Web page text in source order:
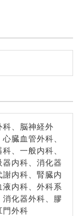
、脳神経外
臓血管外科、
、一般内科、
内科、消化器
内科、腎臓内
内科、外科系
化器外科、膠
門外科